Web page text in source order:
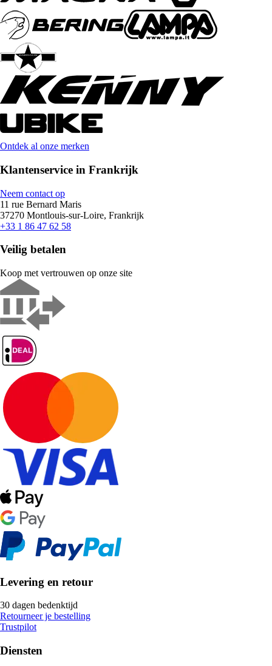
Ontdek al onze merken
Klantenservice in Frankrijk
Neem contact op
11 rue Bernard Maris
37270 Montlouis-sur-Loire, Frankrijk
+33 1 86 47 62 58
Veilig betalen
Koop met vertrouwen op onze site
Levering en retour
30 dagen bedenktijd
Retourneer je bestelling
Trustpilot
Diensten